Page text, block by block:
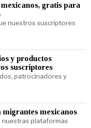
gratis para
nuestros suscriptores
y productos
suscriptores
patrocinadores y
mexicanos
nuestras plataformas